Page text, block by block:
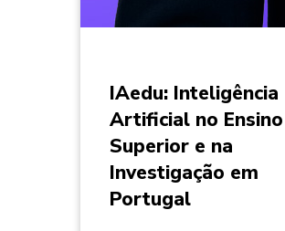
IAedu: Inteligência
Artificial no Ensino
Superior e na
Investigação em
Portugal